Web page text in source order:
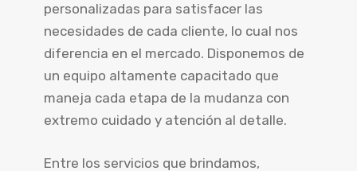
personalizadas para satisfacer las
necesidades de cada cliente, lo cual nos
diferencia en el mercado. Disponemos de
un equipo altamente capacitado que
maneja cada etapa de la mudanza con
extremo cuidado y atención al detalle.
Entre los servicios que brindamos,